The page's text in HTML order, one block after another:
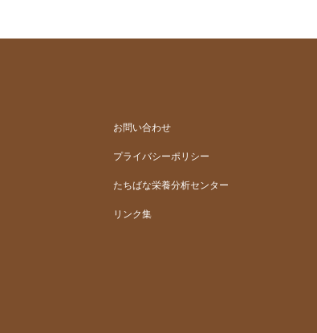
お問い合わせ
プライバシーポリシー
たちばな栄養分析センター
リンク集